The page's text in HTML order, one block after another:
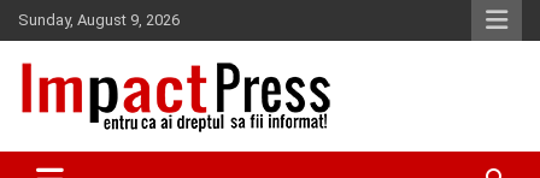
Skip
to
content
Sunday, August 9, 2026
IMPACTPRESS